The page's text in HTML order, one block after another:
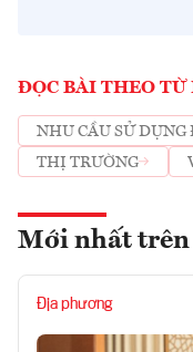
ĐỌC BÀI THEO TỪ
NHU CẦU SỬ
THỊ TRƯỜNG
Mới nhất trên
Địa phương